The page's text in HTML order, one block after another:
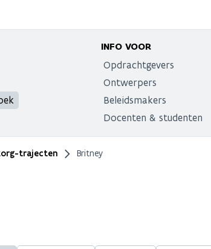
INFO VOOR
Opdrachtgevers
Ontwerpers
Beleidsmakers
Docenten & studenten
trajecten Britney